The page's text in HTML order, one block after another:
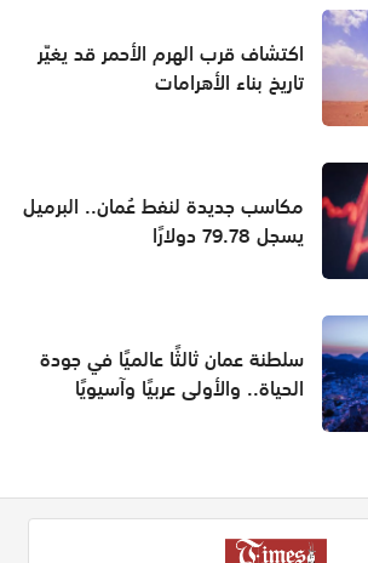
اكتشاف قرب الهرم الأحمر قد يغيّر
تاريخ بناء الأهرامات
مكاسب جديدة لنفط عُمان.. البرميل
يسجل 79.78 دولارًا
سلطنة عمان ثالثًا عالميًا في جودة
الحياة.. والأولى عربيًا وآسيويًا